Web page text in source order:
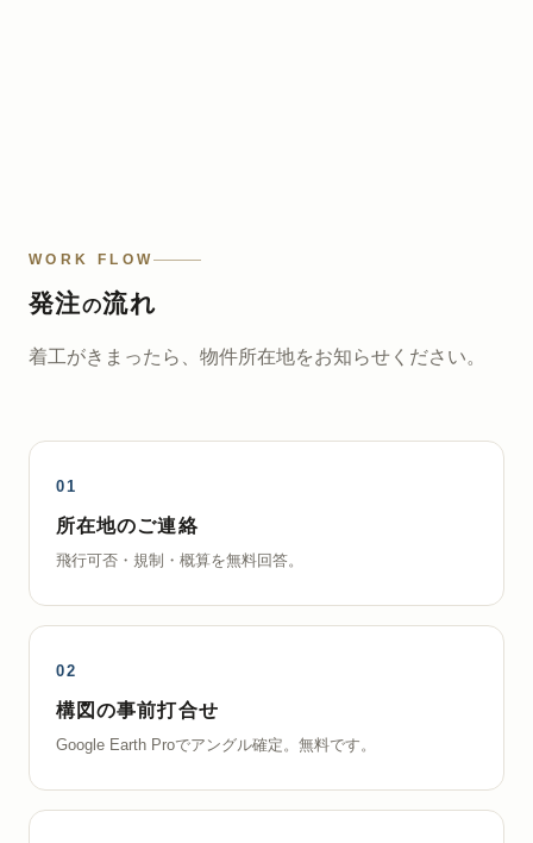
WORK FLOW
発注の流れ
着工がきまったら、物件所在地をお知らせください。
所在地のご連絡
飛行可否・規制・概算を無料回答。
構図の事前打合せ
Google Earth Proでアングル確定。無料です。